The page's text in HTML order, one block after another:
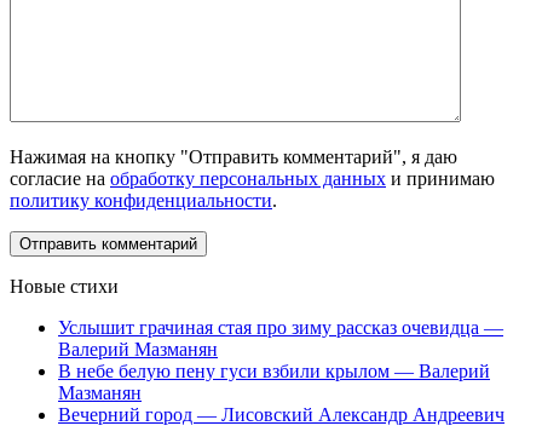
Нажимая на кнопку "Отправить комментарий", я даю
согласие на обработку персональных данных и принимаю
политику конфиденциальности.
Новые стихи
Услышит грачиная стая про зиму рассказ очевидца —
Валерий Мазманян
В небе белую пену гуси взбили крылом — Валерий
Мазманян
Вечерний город — Лисовский Александр Андреевич